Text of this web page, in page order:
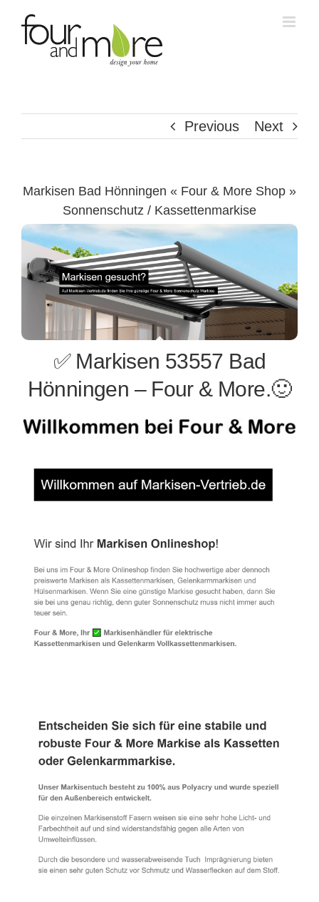
Previous Next
Markisen Bad Hönningen « Four & More Shop »
Sonnenschutz / Kassettenmarkise
✅ Markisen 53557 Bad
Hönningen – Four & More.🙂